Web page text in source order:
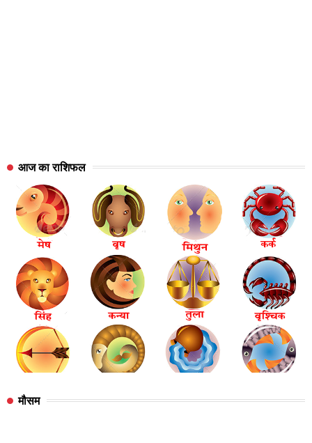
आज का राशिफल
मौसम